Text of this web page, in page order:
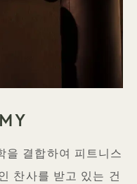
결합하여 피트니스
찬사를 받고 있는 건